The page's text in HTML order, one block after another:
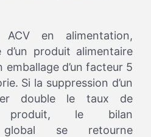
en alimentation,
d’un produit alimentaire
emballage d’un facteur 5
Si la suppression d’un
double le taux de
produit, le bilan
global se retourne